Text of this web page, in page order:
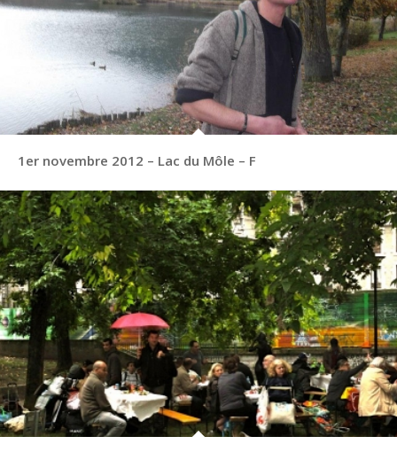
1er novembre 2012 – Lac du Môle – F